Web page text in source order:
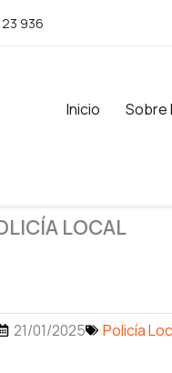
936
Inicio Sobre
LOCAL
21/01/2025 Policía